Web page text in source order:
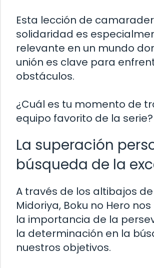
Esta lección de
solidaridad es
relevante en un mundo
unión es clave para
obstáculos.
¿Cuál es tu momento de
equipo favorito de la serie?
La superación
búsqueda de la
A través de los altibajos de
Midoriya, Boku no Hero
la importancia de la
la determinación en la
nuestros objetivos.